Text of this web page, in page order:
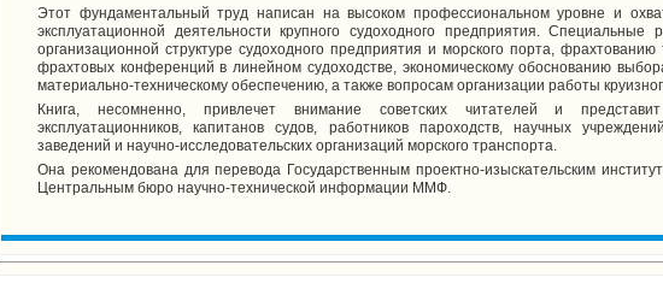
Этот фундаментальный труд написан на высоком профессиональном уровне и
эксплуатационной деятельности крупного судоходного предприятия. Специальные
организационной структуре судоходного предприятия и морского порта,
фрахтовых конференций в линейном судоходстве, экономическому обоснованию
материально-техническому обеспечению, а также вопросам организации работы
Книга, несомненно, привлечет внимание советских читателей и
эксплуатационников, капитанов судов, работников пароходств, научных
заведений и научно-исследовательских организаций морского транспорта.
Она рекомендована для перевода Государственным проектно-изыскательским
Центральным бюро научно-технической информации ММФ.